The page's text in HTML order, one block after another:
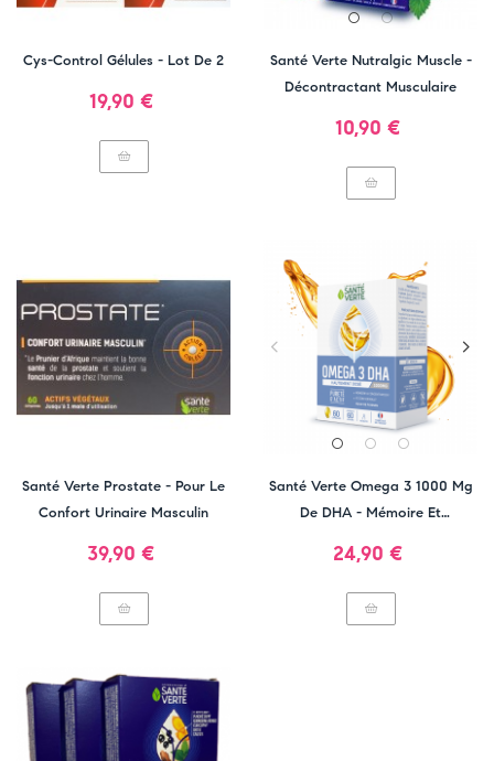
Cys-Control Gélules - Lot De 2
Prix
19,90 €
Santé Verte Nutralgic Muscle -
Décontractant Musculaire
Prix
10,90 €
Santé Verte Prostate - Pour Le
Confort Urinaire Masculin
Prix
39,90 €
Santé Verte Omega 3 1000 Mg
De DHA - Mémoire Et
Prix
24,90 €